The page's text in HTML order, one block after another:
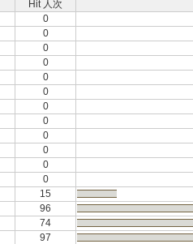
Hit 人次
0
0
0
0
0
0
0
0
0
0
0
0
15
96
74
97